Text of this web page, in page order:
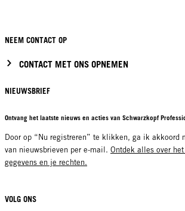
NEEM CONTACT OP
CONTACT MET ONS OPNEMEN
NIEUWSBRIEF
Ontvang het laatste nieuws en acties van Schwarzkopf
Door op “Nu registreren” te klikken, ga ik akkoord
van nieuwsbrieven per e-mail. Ontdek alles over
gegevens en je rechten.
VOLG ONS